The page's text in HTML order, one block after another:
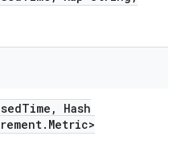
Time ,
Hash
. Metric>